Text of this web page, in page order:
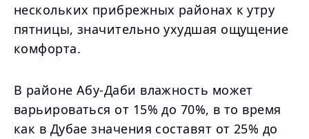
нескольких прибрежных районах к утру
пятницы, значительно ухудшая ощущение
комфорта.
В районе Абу-Даби влажность может
варьироваться от 15% до 70%, в то время
как в Дубае значения составят от 25% до